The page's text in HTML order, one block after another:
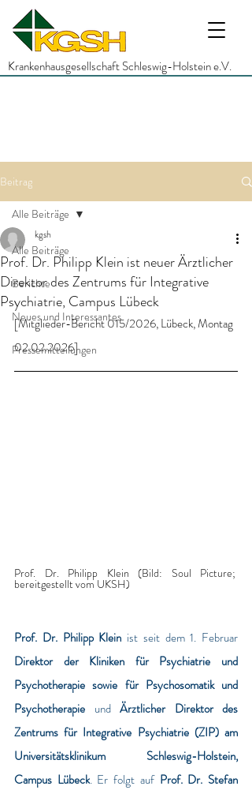
Krankenhausgesellschaft Schleswig-Holstein e.V.
Beitrag
Alle Beiträge
Berichte
Neues und Interessantes
Pressemitteilungen
Alle Beiträge
Prof. Dr. Philipp Klein ist neuer Ärztlicher
Direktor des Zentrums für Integrative
Psychiatrie, Campus Lübeck
kgsh
[Mitglieder-Bericht 015/2026, Lübeck, Montag
02.02.2026]
Prof. Dr. Philipp Klein (Bild: Soul Picture;
bereitgestellt vom UKSH)
Prof. Dr. Philipp Klein
Direktor der Kliniken für Psychiatrie und
Psychotherapie sowie für Psychosomatik und
Psychotherapie und Ärztlicher Direktor des
Zentrums für Integrative Psychiatrie (ZIP) am
Universitätsklinikum Schleswig-Holstein,
Campus Lübeck. Er folgt auf Prof. Dr. Stefan